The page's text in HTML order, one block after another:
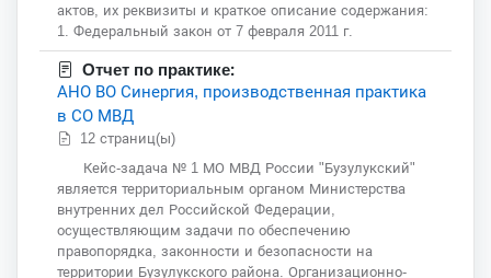
актов, их реквизиты и краткое описание содержания:
1. Федеральный закон от 7 февраля 2011 г.
Отчет по практике:
АНО ВО Синергия, производственная практика
в СО МВД
12 страниц(ы)
Кейс-задача № 1 МО МВД России "Бузулукский"
является территориальным органом Министерства
внутренних дел Российской Федерации,
осуществляющим задачи по обеспечению
правопорядка, законности и безопасности на
территории Бузулукского района. Организационно-